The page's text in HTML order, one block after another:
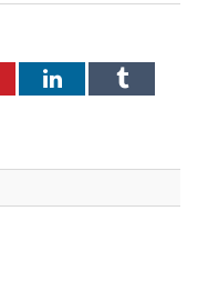
LinkedInTumblr